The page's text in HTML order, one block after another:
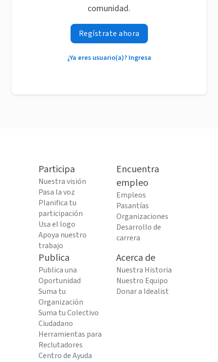
comunidad.
Regístrate ahora
¿Ya eres usuario(a)? Ingresa
Participa
Nuestra visión
Pasa la voz
Planifica tu
participación
Usa el logo
Apoya nuestro
trabajo
Encuentra
empleo
Empleos
Pasantías
Organizaciones
Desarrollo de
carrera
Publica
Publica una
Oportunidad
Suma tu
Organización
Suma tu Colectivo
Ciudadano
Herramientas para
Reclutadores
Centro de Ayuda
Acerca de
Nuestra Historia
Nuestro Equipo
Donar a Idealist